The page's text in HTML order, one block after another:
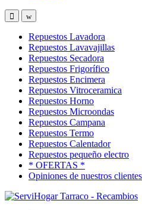
OpenClose
Repuestos Lavadora
Repuestos Lavavajillas
Repuestos Secadora
Repuestos Frigorífico
Repuestos Encimera
Repuestos Vitroceramica
Repuestos Horno
Repuestos Microondas
Repuestos Campana
Repuestos Termo
Repuestos Calentador
Repuestos pequeño electro
* OFERTAS *
Opiniones de nuestros clientes